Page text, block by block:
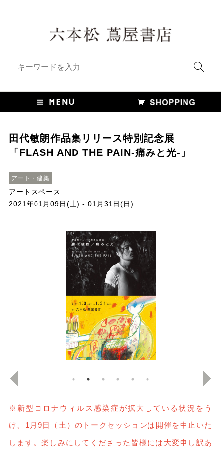
田代敏朗作品集リリース特別記念展
「FLASH AND THE PAIN-痛みと光-」
アート・建築
アートスペース
2021年01月09日(土) - 01月31日(日)
※新型コロナウィルス感染症が拡大している状況をう
け、1月9日（土）のトークセッションは開催を中止いた
します。楽しみにしてくださった皆様には大変申し訳あ